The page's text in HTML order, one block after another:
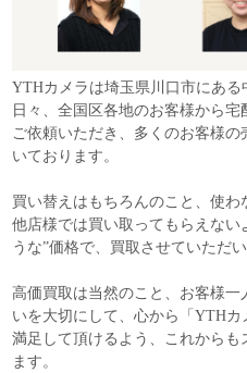
YTHカメラは埼玉県川口市にある
日々、全国区各地のお客様から
ご依頼いただき、多くのお客様
いております。
買い替えはもちろんのこと、使わ
他店様では買い取ってもらえない
うな”価格で、買取させていただい
高価買取は当然のこと、お客様
いを大切にして、心から「YTH
満足して頂けるよう、これからも
ます。